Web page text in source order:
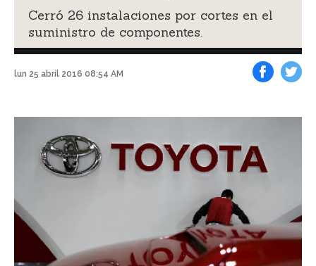
Cerró 26 instalaciones por cortes en el
suministro de componentes.
lun 25 abril 2016 08:54 AM